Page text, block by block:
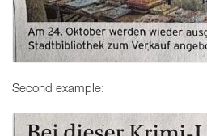
Second example: